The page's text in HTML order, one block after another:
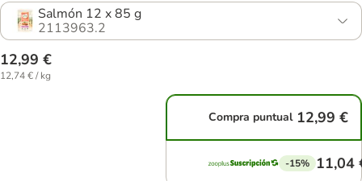
Salmón 12 x 85 g
2113963.2
12,99 €
12,74 € / kg
Compra puntual 12,99 €
-15% 11,04